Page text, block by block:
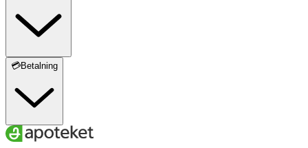
💳Betalning